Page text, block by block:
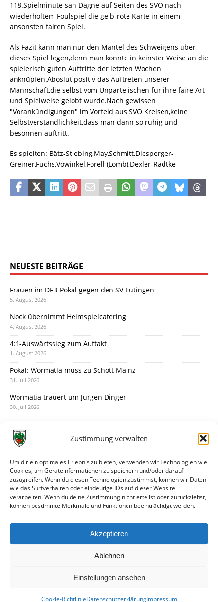
Zustimmung verwalten
Um dir ein optimales Erlebnis zu bieten, verwenden wir Technologien wie
Cookies, um Geräteinformationen zu speichern und/oder darauf
zuzugreifen. Wenn du diesen Technologien zustimmst, können wir Daten
wie das Surfverhalten oder eindeutige IDs auf dieser Website
verarbeiten. Wenn du deine Zustimmung nicht erteilst oder zurückziehst,
können bestimmte Merkmale und Funktionen beeinträchtigt werden.
Akzeptieren
Ablehnen
Einstellungen ansehen
Cookie-RichtlinieDatenschutzerklärungImpressum
118.Spielminute sah Dagne auf Seiten des SVO nach
wiederholtem Foulspiel die gelb-rote Karte in einem
ansonsten fairen Spiel.
Als Fazit kann man nur den Mantel des Schweigens über
dieses Spiel legen,denn man konnte in keinster Weise an die
spielerisch guten Auftritte der letzten Wochen
anknüpfen.Aboslut positiv das Auftreten unserer
Mannschaft,die selbst vom Unparteiischen für ihre faire Art
und Spielweise gelobt wurde.Nach gewissen
"Vorankündigungen" im Vorfeld aus SVO Kreisen,keine
Selbstverständlichkeit,dass man dann so ruhig und
besonnen auftritt.
Es spielten: Bätz-Stiebing,May,Schmitt,Diesperger-
Greiner,Fuchs,Vowinkel,Forell (Lomb),Dexler-Radtke
NEUESTE BEITRÄGE
Frauen im DFB-Pokal gegen den SV Eutingen
5. August 2026
Nock übernimmt Heimspielcatering
4. August 2026
4:1-Auswärtssieg zum Auftakt
1. August 2026
Pokal: Wormatia muss zu Schott Mainz
31. Juli 2026
Wormatia trauert um Jürgen Dinger
30. Juli 2026
28. Juli 2026
28. Juli 2026
Neue Podcast-Folge: So tickt Björn!
27. Juli 2026
Eindrücke vom Stadionfest
Unterhaltsamer Abschlusstest mit später Niederlage
25. Juli 2026